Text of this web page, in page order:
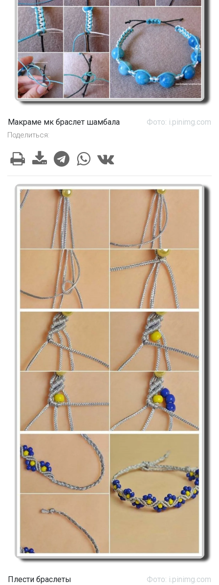
Макраме мк браслет шамбала Фото: i.pinimg.com
Поделиться:
Плести браслеты Фото: i.pinimg.com